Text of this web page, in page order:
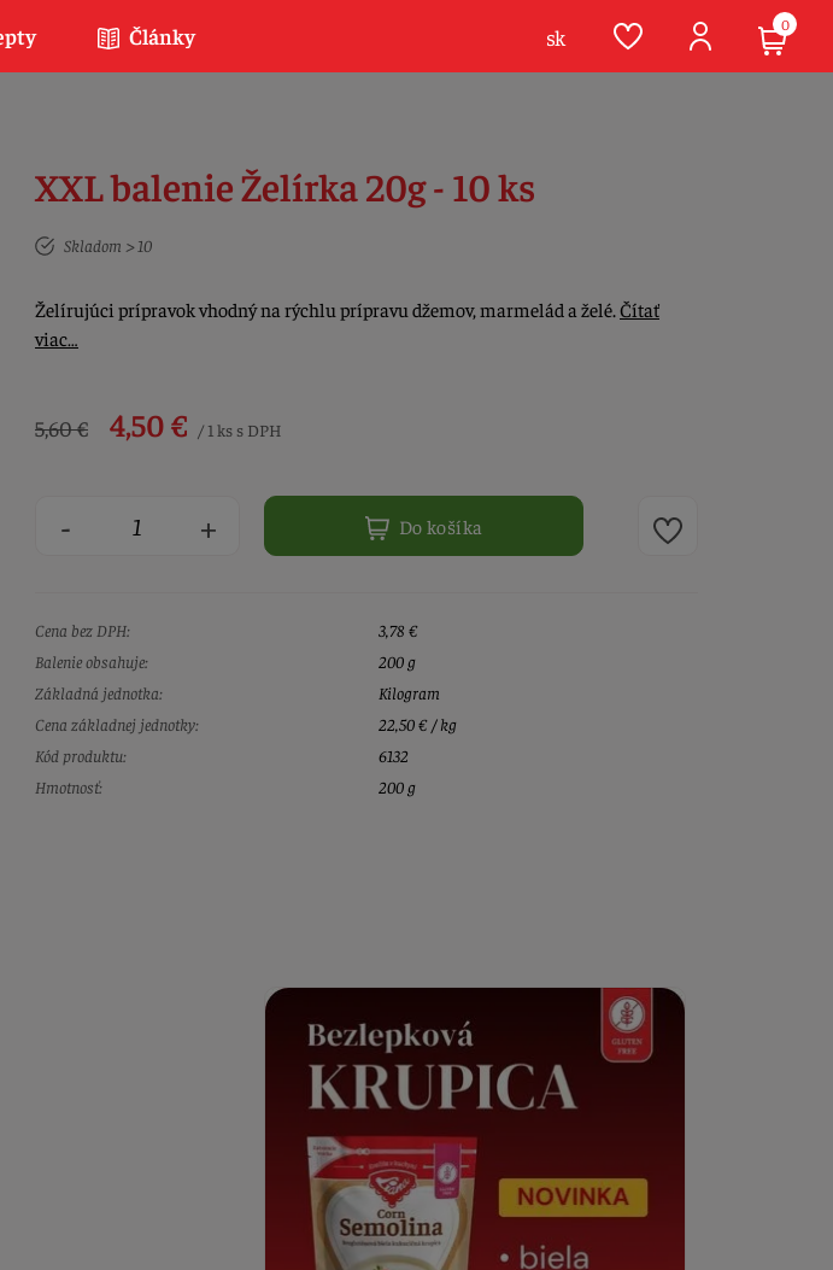
XXL balenie Želírka 20g - 10 ks
Skladom > 10
Želírujúci prípravok vhodný na rýchlu prípravu džemov, marmelád a želé.Čítať
viac…
5,60 € 4,50 € / 1 ks s DPH
- + Do košíka
Cena bez DPH:
3,78 €
Balenie obsahuje:
200 g
Základná jednotka:
Kilogram
Cena základnej jednotky:
22,50 € / kg
Kód produktu:
6132
Hmotnosť:
200 g
Články sk 0